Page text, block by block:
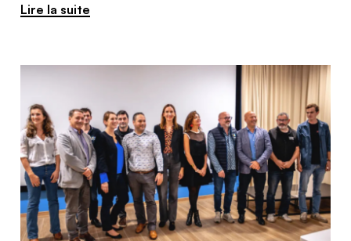
Lire la suite